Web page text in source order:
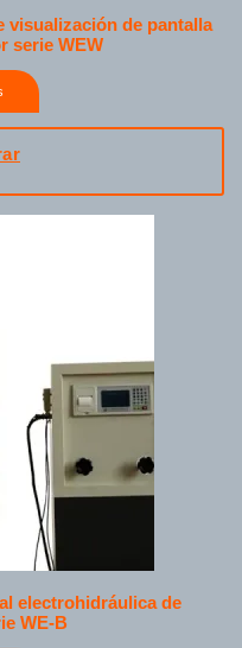
visualización de pantalla
serie WEW
electrohidráulica de
WE-B